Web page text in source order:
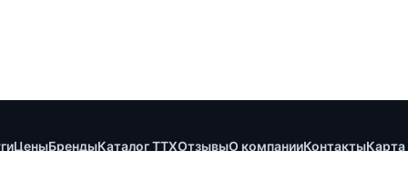
ЦеныБрендыКаталог ТТХОтзывыО компанииКонтактыКарта